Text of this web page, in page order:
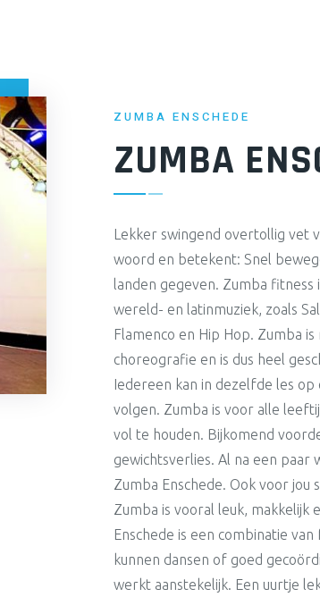
ZUMBA ENSCHEDE
ZUMBA
Lekker swingend overtollig vet
woord en betekent: Snel
landen gegeven. Zumba
wereld- en latinmuziek, zoals
Flamenco en Hip Hop. Zumba
choreografie en is dus heel
Iedereen kan in dezelfde les
volgen. Zumba is voor alle
vol te houden. Bijkomend
gewichtsverlies. Al na een
Zumba Enschede. Ook voor jou
Zumba is vooral leuk,
Enschede is een combinatie
kunnen dansen of goed
werkt aanstekelijk. Een uurtje